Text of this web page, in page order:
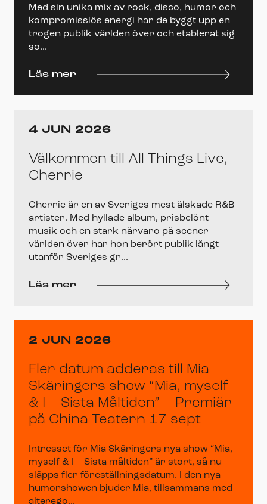
Med sin unika mix av rock, disco, humor och
kompromisslös energi har de byggt upp en
trogen publik världen över och etablerat sig
so...
Läs mer
4 JUN 2026
Välkommen till All Things Live,
Cherrie
Cherrie är en av Sveriges mest älskade R&B-
artister. Med hyllade album, prisbelönt
musik och en stark närvaro på scener
världen över har hon berört publik långt
utanför Sveriges gr...
Läs mer
2 JUN 2026
Fler datum adderas till Mia
Skäringers show “Mia, myself
& I – Sista Måltiden” – Premiär
på China Teatern 17 sept
Intresset för Mia Skäringers nya show “Mia,
myself & I – Sista måltiden” är stort, så nu
släpps fler föreställningsdatum. I den nya
humorshowen bjuder Mia, tillsammans med
alterego...